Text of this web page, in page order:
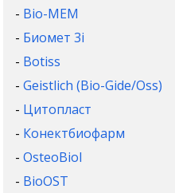
- Bio-MEM
- Биомет 3i
- Botiss
-Geistlich (Bio-Gide/Oss)
- Цитопласт
- Конектбиофарм
-OsteoBiol
- BioOST